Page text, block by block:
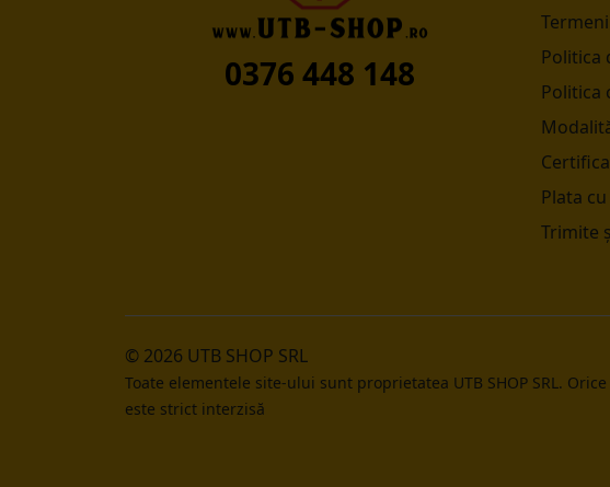
0376 448 148
Politica
Politica
Plata
Trimite
© 2026 UTB SHOP SRL
Toate elementele site-ului sunt proprietatea UTB SHOP SRL.
este strict interzisă